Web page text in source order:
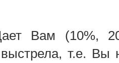
Вам (10%,
т.e. Вы